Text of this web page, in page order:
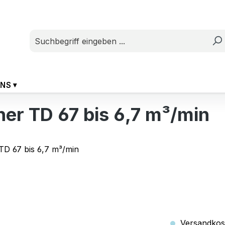
TD 67 bis 6,7 m³/min